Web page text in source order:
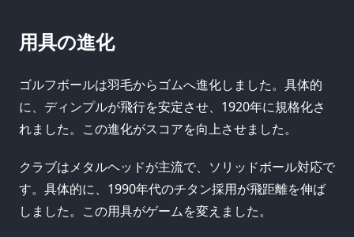
用具の進化
ゴルフボールは羽毛からゴムへ進化しました。具体的
に、ディンプルが飛行を安定させ、1920年に規格化さ
れました。この進化がスコアを向上させました。
クラブはメタルヘッドが主流で、ソリッドボール対応で
す。具体的に、1990年代のチタン採用が飛距離を伸ば
しました。この用具がゲームを変えました。